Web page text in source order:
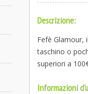
Descrizione:
Fefè Glamour,
taschino o
superiori a
Informazioni